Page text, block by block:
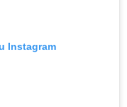
Instagram